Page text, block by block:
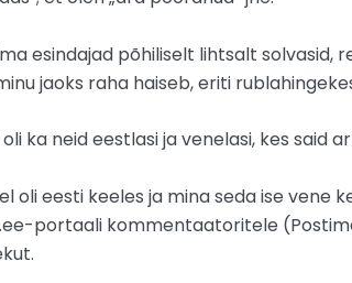
esindajad põhiliselt lihtsalt solvasid,
jaoks raha haiseb, eriti
ka neid eestlasi ja venelasi, kes
oli eesti keeles ja mina seda ise vene
portaali kommentaatoritele